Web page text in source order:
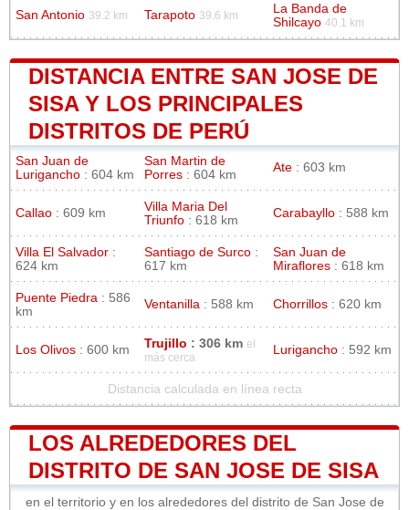
San Antonio 39.2 km Tarapoto 39.6 km
La Banda de
Shilcayo 40.1 km
DISTANCIA ENTRE SAN JOSE DE
SISA Y LOS PRINCIPALES
DISTRITOS DE PERÚ
San Juan de
Lurigancho : 604 km
San Martin de
Porres : 604 km
Ate : 603 km
Callao : 609 km
Villa Maria Del
Triunfo : 618 km
Carabayllo : 588 km
Villa El Salvador :
624 km
Santiago de Surco :
617 km
San Juan de
Miraflores : 618 km
Puente Piedra : 586
km
Ventanilla : 588 km Chorrillos : 620 km
Los Olivos : 600 km Trujillo : 306 km el
más cerca
Lurigancho : 592 km
Distancia calculada en línea recta
LOS ALREDEDORES DEL
DISTRITO DE SAN JOSE DE SISA
en el territorio y en los alrededores del distrito de San Jose de